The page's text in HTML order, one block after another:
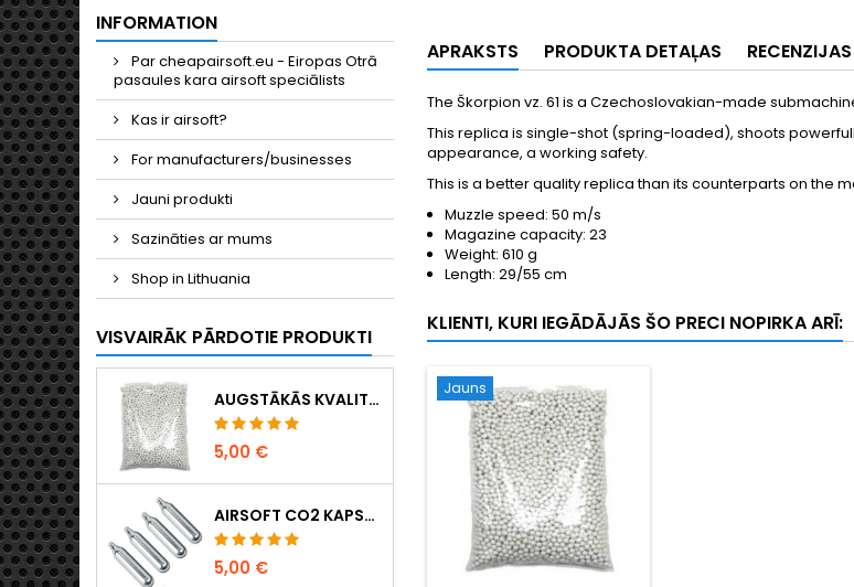
INFORMATION
Par cheapairsoft.eu - Eiropas Otrā
pasaules kara airsoft speciālists
Kas ir airsoft?
For manufacturers/businesses
Jauni produkti
Sazināties ar mums
Shop in Lithuania
VISVAIRĀK PĀRDOTIE PRODUKTI
AUGSTĀKĀS KVALITĀTES 6 MM AIRSOFT LODĪTES 0,20 G – 1000 GAB., NEAIZĶERAS, PRECĪZA ŠAUŠANA
5,00 €
AIRSOFT CO2 KAPSULAS 12 G, 5 GAB. IEPAKOJUMĀ – RAŽOTAS UNGĀRIJĀ, ES, AUGSTĀKĀ KVALITĀTE
5,00 €
APRAKSTS PRODUKTA DETAĻAS RECENZIJAS
The Škorpion vz. 61 is a Czechoslovakian-made
This replica is single-shot (spring-loaded), shoots
appearance, a working safety.
This is a better quality replica than its counterparts on the
Muzzle speed: 50 m/s
Magazine capacity: 23
Weight: 610 g
Length: 29/55 cm
KLIENTI, KURI IEGĀDĀJĀS ŠO PRECI NOPIRKA ARĪ:
Jauns